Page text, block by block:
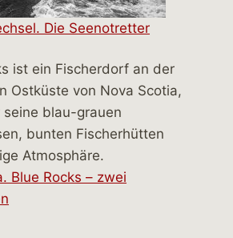
Die Seenotretter
Blue Rocks – zwei